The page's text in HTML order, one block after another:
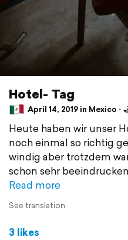
Hotel- Tag
April 14, 2019 in Mexico ⋅
Heute haben wir unser
noch einmal so richtig
windig aber trotzdem
schon sehr
Read more
See translation
3 likes